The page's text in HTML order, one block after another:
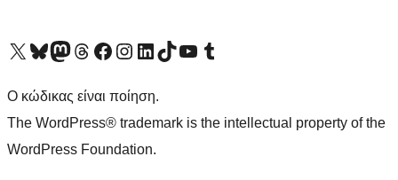
Visit our X (formerly Twitter) account
Visit our Bluesky account
Επισκεφθείτε τον λογαριασμό μας στο Mastodon
Visit our Threads account
Επισκεφτείτε τη σελίδα μας στο Facebook
Επισκεφθείτε τον λογαριασμό μας Instagram
Επισκεφθείτε τον λογαριασμό μας LinkedIn
Visit our TikTok account
Visit our YouTube channel
Visit our Tumblr account
Ο κώδικας είναι ποίηση.
The WordPress® trademark is the intellectual property of the
WordPress Foundation.